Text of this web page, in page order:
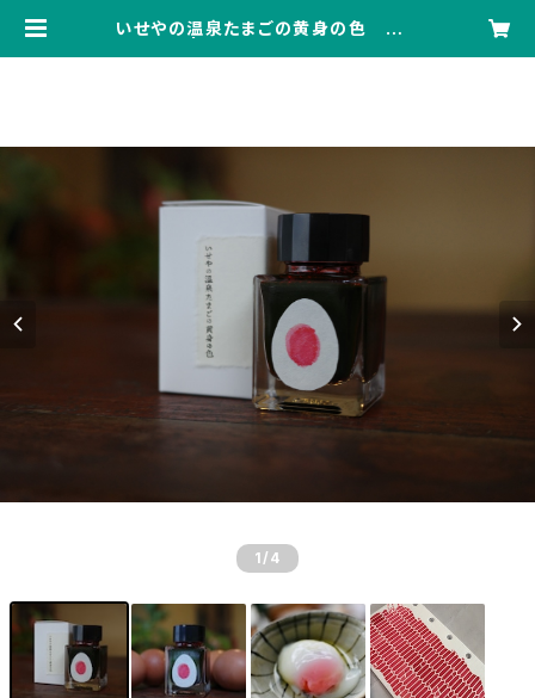
いせやの温泉たまごの黄身の色 イン
1 /4